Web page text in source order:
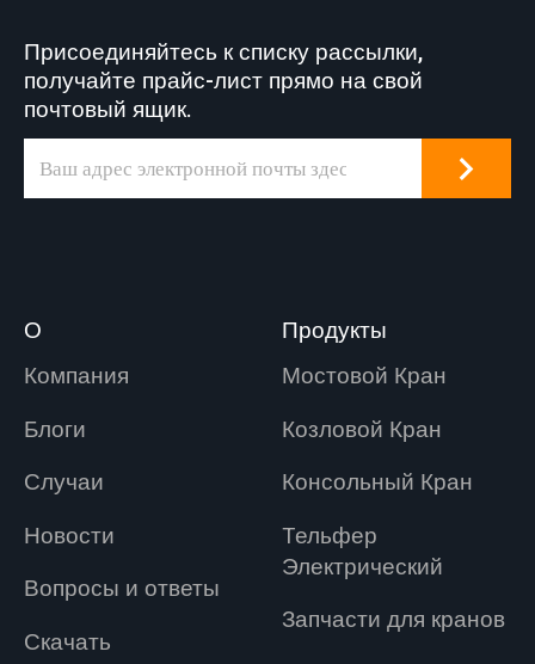
Присоединяйтесь к списку рассылки,
получайте прайс-лист прямо на свой
почтовый ящик.
О
Компания
Блоги
Случаи
Новости
Вопросы и ответы
Скачать
Продукты
Мостовой Кран
Козловой Кран
Консольный Кран
Tельфер
Электрический
Запчасти для кранов